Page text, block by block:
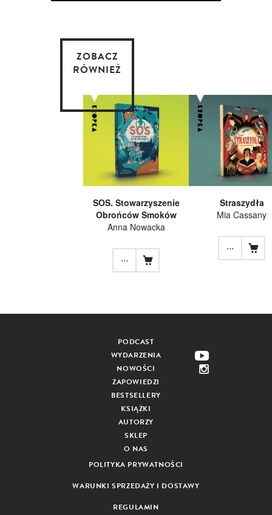
ZOBACZ
RÓWNIEŻ
SOS. Stowarzyszenie
Obrońców Smoków
Anna Nowacka
...
Straszydła
Mia Cassany
...
PODCAST
WYDARZENIA
NOWOŚCI
ZAPOWIEDZI
BESTSELLERY
KSIĄŻKI
AUTORZY
SKLEP
O NAS
POLITYKA PRYWATNOŚCI
WARUNKI SPRZEDAŻY I DOSTAWY
REGULAMIN